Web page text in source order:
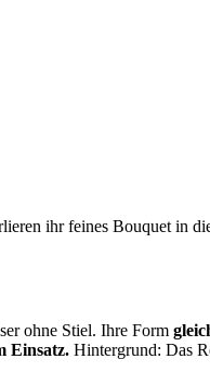
ihr feines Bouquet in
ohne Stiel. Ihre Form
Einsatz. Hintergrund: Das